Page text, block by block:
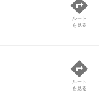
ルート
を見る
ルート
を見る